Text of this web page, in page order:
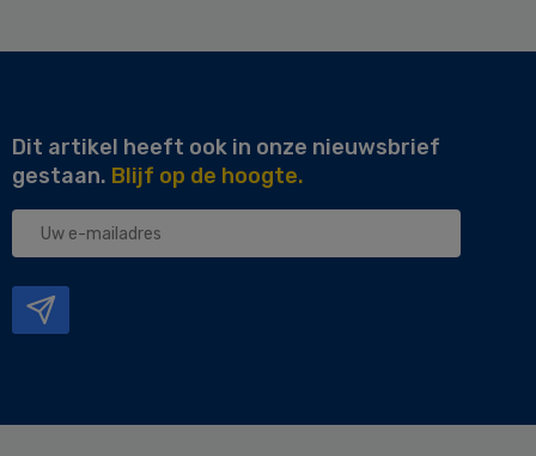
Dit artikel heeft ook in onze nieuwsbrief
gestaan. Blijf op de hoogte.
Uw